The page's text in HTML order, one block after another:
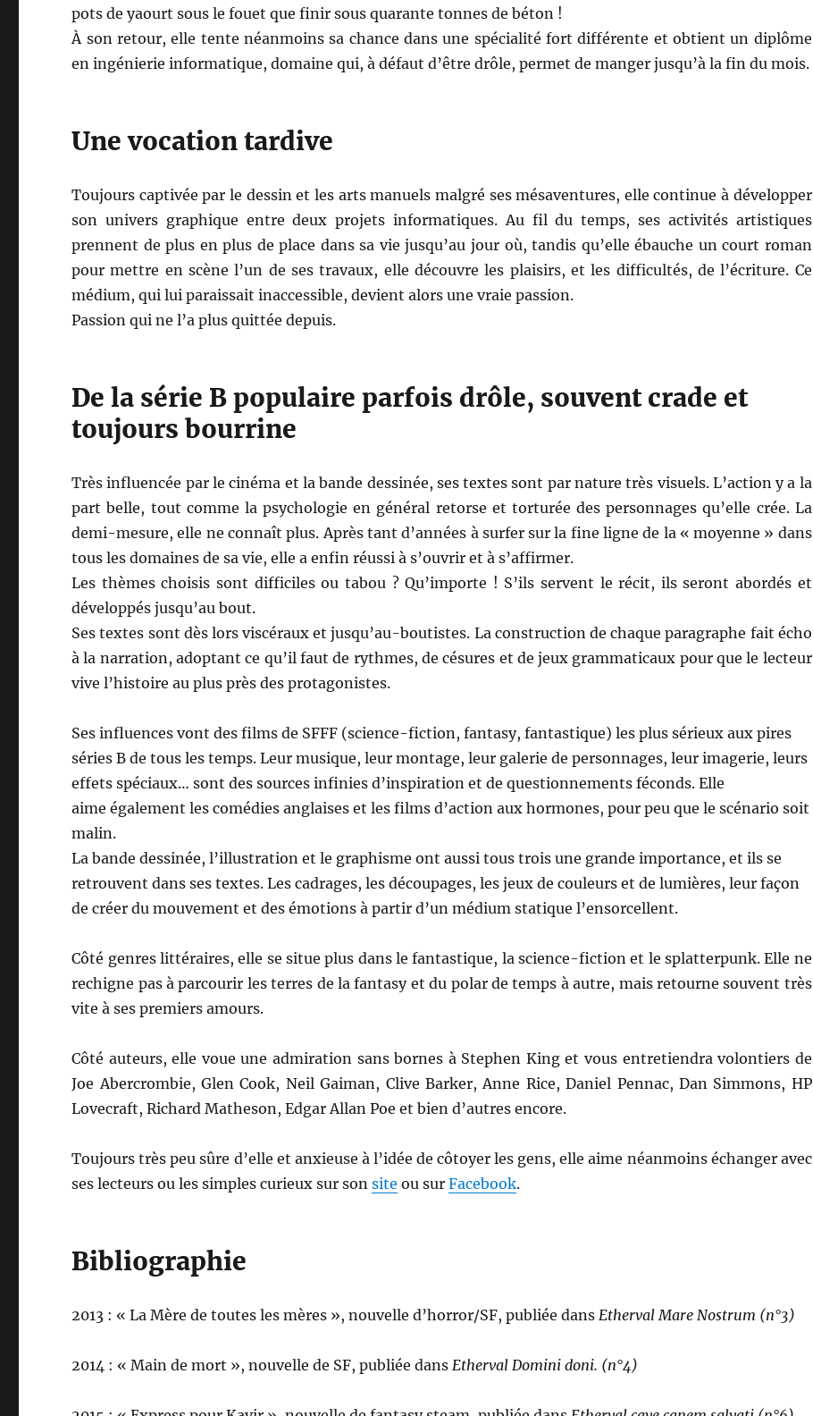
pots de yaourt sous le fouet que finir sous quarante tonnes de béton !
À son retour, elle tente néanmoins sa chance dans une spécialité fort différente et obtient un diplôme
en ingénierie informatique, domaine qui, à défaut d’être drôle, permet de manger jusqu’à la fin du mois.
Une vocation tardive
Toujours captivée par le dessin et les arts manuels malgré ses mésaventures, elle continue à développer
son univers graphique entre deux projets informatiques. Au fil du temps, ses activités artistiques
prennent de plus en plus de place dans sa vie jusqu’au jour où, tandis qu’elle ébauche un court roman
pour mettre en scène l’un de ses travaux, elle découvre les plaisirs, et les difficultés, de l’écriture. Ce
médium, qui lui paraissait inaccessible, devient alors une vraie passion.
Passion qui ne l’a plus quittée depuis.
De la série B populaire parfois drôle, souvent crade et
toujours bourrine
Très influencée par le cinéma et la bande dessinée, ses textes sont par nature très visuels. L’action y a la
part belle, tout comme la psychologie en général retorse et torturée des personnages qu’elle crée. La
demi-mesure, elle ne connaît plus. Après tant d’années à surfer sur la fine ligne de la « moyenne » dans
tous les domaines de sa vie, elle a enfin réussi à s’ouvrir et à s’affirmer.
Les thèmes choisis sont difficiles ou tabou ? Qu’importe ! S’ils servent le récit, ils seront abordés et
développés jusqu’au bout.
Ses textes sont dès lors viscéraux et jusqu’au-boutistes. La construction de chaque paragraphe fait écho
à la narration, adoptant ce qu’il faut de rythmes, de césures et de jeux grammaticaux pour que le lecteur
vive l’histoire au plus près des protagonistes.
Ses influences vont des films de SFFF (science-fiction, fantasy, fantastique) les plus sérieux aux pires
séries B de tous les temps. Leur musique, leur montage, leur galerie de personnages, leur imagerie, leurs
effets spéciaux… sont des sources infinies d’inspiration et de questionnements féconds. Elle
aime également les comédies anglaises et les films d’action aux hormones, pour peu que le scénario soit
malin.
La bande dessinée, l’illustration et le graphisme ont aussi tous trois une grande importance, et ils se
retrouvent dans ses textes. Les cadrages, les découpages, les jeux de couleurs et de lumières, leur façon
de créer du mouvement et des émotions à partir d’un médium statique l’ensorcellent.
Côté genres littéraires, elle se situe plus dans le fantastique, la science-fiction et le splatterpunk. Elle ne
rechigne pas à parcourir les terres de la fantasy et du polar de temps à autre, mais retourne souvent très
vite à ses premiers amours.
Côté auteurs, elle voue une admiration sans bornes à Stephen King et vous entretiendra volontiers de
Joe Abercrombie, Glen Cook, Neil Gaiman, Clive Barker, Anne Rice, Daniel Pennac, Dan Simmons, HP
Lovecraft, Richard Matheson, Edgar Allan Poe et bien d’autres encore.
Toujours très peu sûre d’elle et anxieuse à l’idée de côtoyer les gens, elle aime néanmoins échanger avec
ses lecteurs ou les simples curieux sur sonsite ou surFacebook.
Bibliographie
2013 : « La Mère de toutes les mères », nouvelle d’horror/SF, publiée dans Etherval Mare Nostrum (n°3)
2014 : « Main de mort », nouvelle de SF, publiée dans Etherval Domini doni. (n°4)